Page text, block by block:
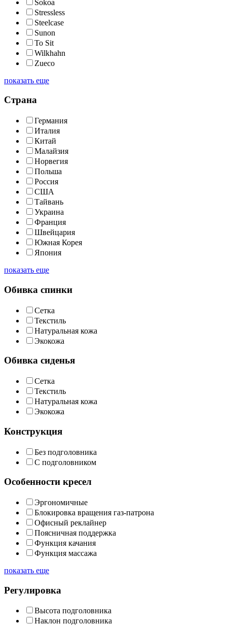
Sokoa
Stressless
Steelcase
Sunon
To Sit
Wilkhahn
Zueco
показать еще
Страна
Германия
Италия
Китай
Малайзия
Норвегия
Польша
Россия
США
Тайвань
Украина
Франция
Швейцария
Южная Корея
Япония
показать еще
Обивка спинки
Сетка
Текстиль
Натуральная кожа
Экокожа
Обивка сиденья
Сетка
Текстиль
Натуральная кожа
Экокожа
Конструкция
Без подголовника
С подголовником
Особенности кресел
Эргономичные
Блокировка вращения газ-патрона
Офисный реклайнер
Поясничная поддержка
Функция качания
Функция массажа
показать еще
Регулировка
Высота подголовника
Наклон подголовника